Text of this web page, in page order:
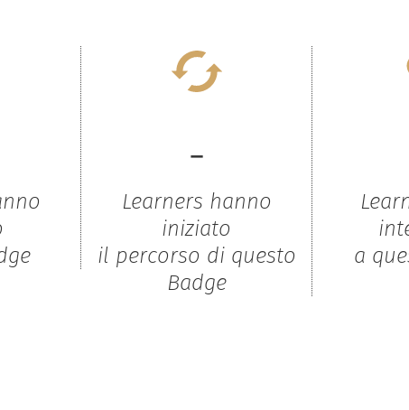
-
Learners hanno
iniziato
il percorso di questo
Badge
a